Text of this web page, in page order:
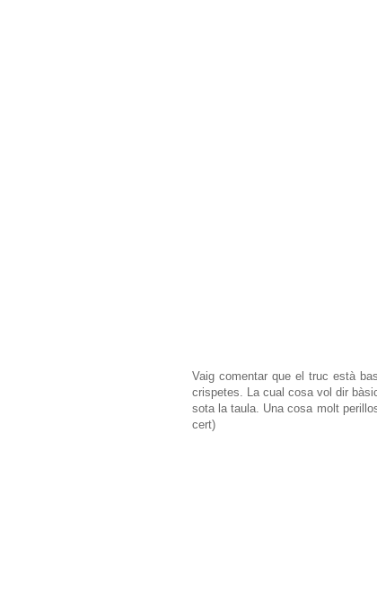
Vaig comentar que el truc està
crispetes. La cual cosa vol dir
sota la taula. Una cosa molt
cert)